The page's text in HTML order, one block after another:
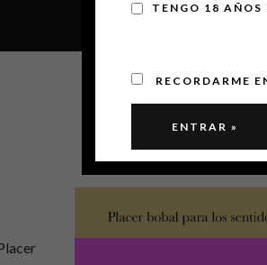
TENGO 18 AÑOS
RECORDARME